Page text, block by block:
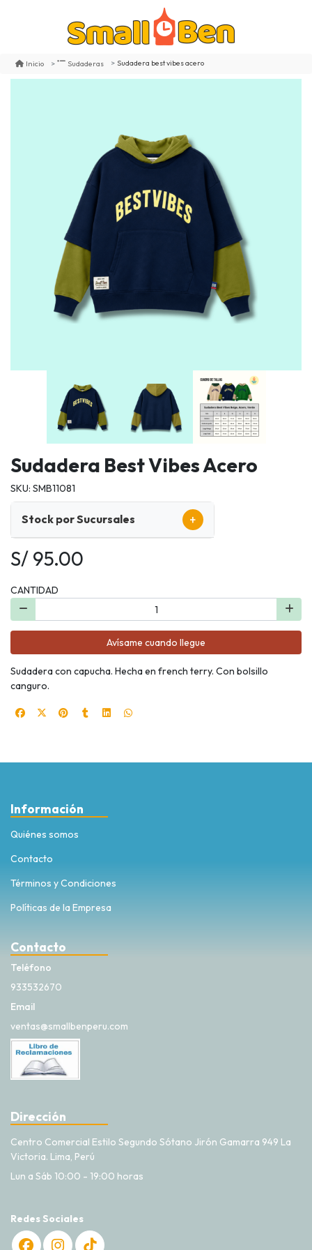
Inicio Sudaderas Sudadera best vibes acero
Sudadera Best Vibes Acero
SKU: SMB11081
Stock por Sucursales +
S/ 95.00
CANTIDAD
Avísame cuando llegue
Sudadera con capucha. Hecha en french terry. Con bolsillo
canguro.
Información
Quiénes somos
Contacto
Términos y Condiciones
Políticas de la Empresa
Contacto
Teléfono
933532670
Email
ventas@smallbenperu.com
Dirección
Centro Comercial Estilo Segundo Sótano Jirón Gamarra 949 La
Victoria. Lima, Perú
Lun a Sáb 10:00 - 19:00 horas
Redes Sociales